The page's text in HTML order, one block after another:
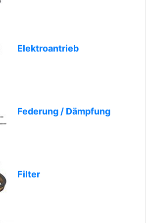
Elektroantrieb
Federung / Dämpfung
Filter